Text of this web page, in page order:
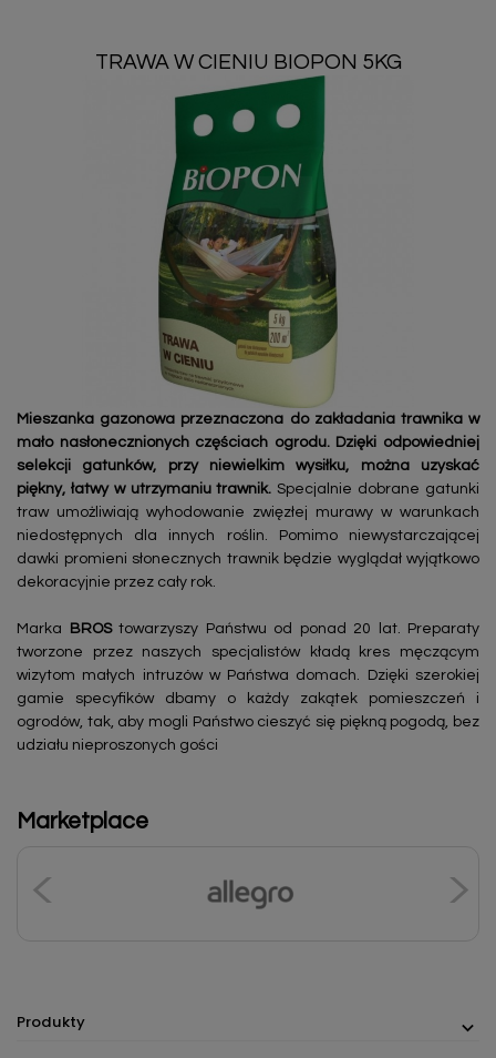
TRAWA W CIENIU BIOPON 5KG
Mieszanka gazonowa przeznaczona do zakładania trawnika w
mało nasłonecznionych częściach ogrodu. Dzięki odpowiedniej
selekcji gatunków, przy niewielkim wysiłku, można uzyskać
piękny, łatwy w utrzymaniu trawnik.Specjalnie dobrane gatunki
traw umożliwiają wyhodowanie zwięzłej murawy w warunkach
niedostępnych dla innych roślin. Pomimo niewystarczającej
dawki promieni słonecznych trawnik będzie wyglądał wyjątkowo
dekoracyjnie przez cały rok.
Marka BROStowarzyszy Państwu od ponad 20 lat. Preparaty
tworzone przez naszych specjalistów kładą kres męczącym
wizytom małych intruzów w Państwa domach. Dzięki szerokiej
gamie specyfików dbamy o każdy zakątek pomieszczeń i
ogrodów, tak, aby mogli Państwo cieszyć się piękną pogodą, bez
udziału nieproszonych gości
Marketplace
Produkty